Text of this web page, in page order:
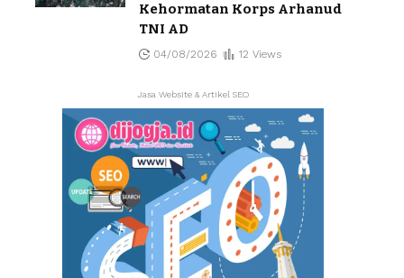
Kehormatan Korps Arhanud
TNI AD
04/08/2026 12 Views
Jasa Website & Artikel SEO